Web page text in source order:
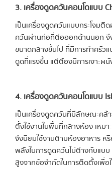
3. เครื่องดูดควันคอนโดแบบ
เป็นเครื่องดูดควันแบบกระโจม
ควันผ่านท่อที่ต่อออกด้านนอก จึ
ขนาดกลางขึ้นไป ที่มีการทำครัว
ดูดที่แรงขึ้น แต่ต้องมีการเจาะผ
4. เครื่องดูดควันคอนโดแบบ
เป็นเครื่องดูดควันที่มีลักษณะค
ตั้งใช้งานในพื้นที่กลางห้อง เหม
จึงนิยมใช้งานตามห้องอาหาร ห
พลังในการดูดควันไม่ต่างกับแบ
สูงจากข้อจำกัดในการติดตั้งเพื่อ